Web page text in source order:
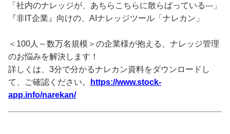
「社内のナレッジが、あちらこちらに散らばっている---」
『非IT企業』向けの、AIナレッジツール「ナレカン」
＜100人～数万名規模＞の企業様が抱える、ナレッジ管理
のお悩みを解決します！
詳しくは、3分で分かるナレカン資料をダウンロードし
て、ご確認ください。
https://www.stock-
app.info/narekan/